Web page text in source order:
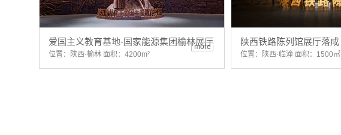
爱国主义教育基地-国家能源集团榆林展厅
位置：陕西·榆林 面积：4200m²
more 陕西铁路陈列馆展厅落成
位置：陕西·临潼 面积：1500㎡